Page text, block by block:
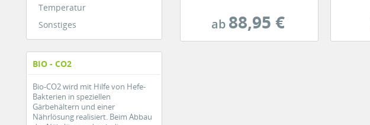
Temperatur
Sonstiges
BIO - CO2
Bio-CO2 wird mit Hilfe von Hefe-
Bakterien in speziellen
Gärbehältern und einer
Nährlösung realisiert. Beim Abbau
ab88,95 €